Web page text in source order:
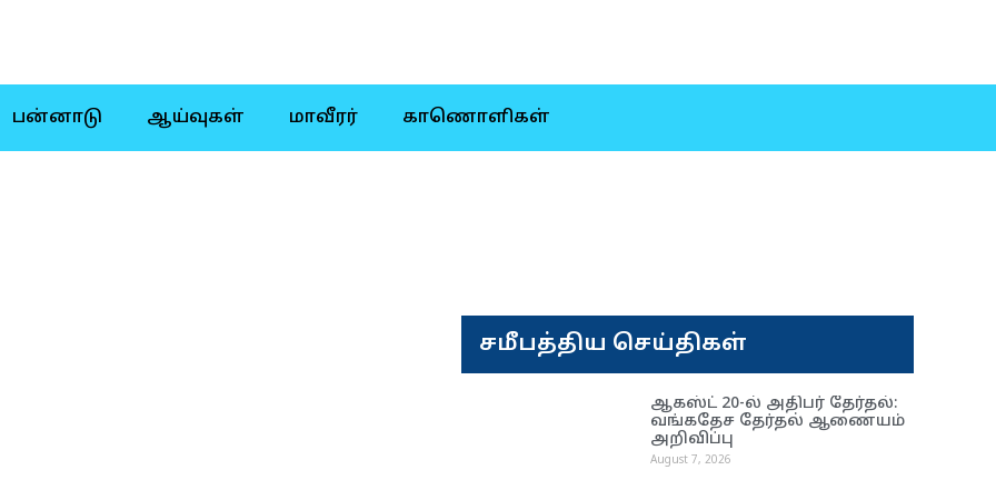
பன்னாடு ஆய்வுகள் மாவீரர் காணொளிகள்
சமீபத்திய செய்திகள்
ஆகஸ்ட் 20-ல் அதிபர் தேர்தல்:
வங்கதேச தேர்தல் ஆணை​யம்
அறிவிப்பு
August 7, 2026